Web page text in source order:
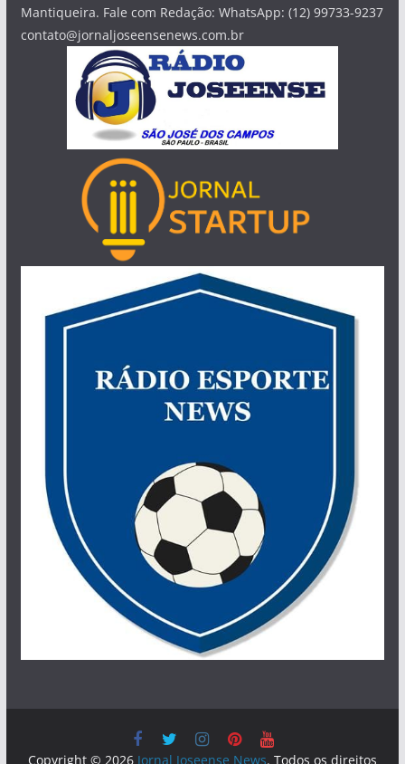
Mantiqueira. Fale com Redação: WhatsApp: (12) 99733-9237
contato@jornaljoseensenews.com.br
Copyright © 2026 Jornal Joseense News. Todos os direitos